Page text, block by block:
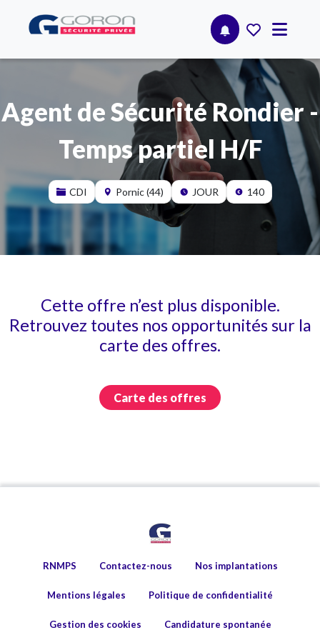
Agent de Sécurité Rondier -
Temps partiel H/F
CDI Pornic (44) JOUR 140
Cette offre n’est plus disponible.
Retrouvez toutes nos opportunités sur la
carte des offres.
Carte des offres
RNMPS Contactez-nous Nos implantations
Mentions légales Politique de confidentialité
Gestion des cookies Candidature spontanée